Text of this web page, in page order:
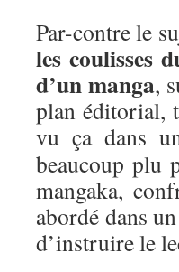
Par-contre le
les coulisses
d’un manga,
plan éditorial,
vu ça dans
beaucoup plu
mangaka,
abordé dans
d’instruire le